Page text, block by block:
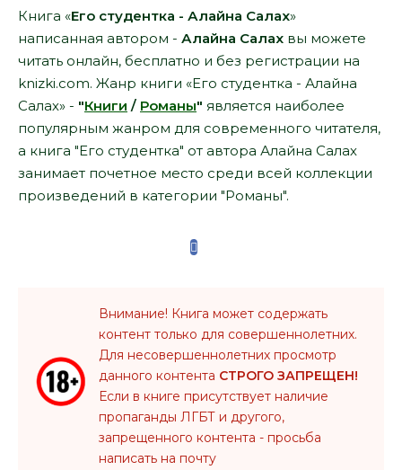
Книга «Его студентка - Алайна Салах»
написанная автором - Алайна Салах вы можете
читать онлайн, бесплатно и без регистрации на
knizki.com. Жанр книги «Его студентка - Алайна
Салах» - "Книги / Романы" является наиболее
популярным жанром для современного читателя,
а книга "Его студентка" от автора Алайна Салах
занимает почетное место среди всей коллекции
произведений в категории "Романы".
Внимание! Книга может содержать
контент только для совершеннолетних.
Для несовершеннолетних просмотр
данного контента СТРОГО ЗАПРЕЩЕН!
Если в книге присутствует наличие
пропаганды ЛГБТ и другого,
запрещенного контента - просьба
написать на почту